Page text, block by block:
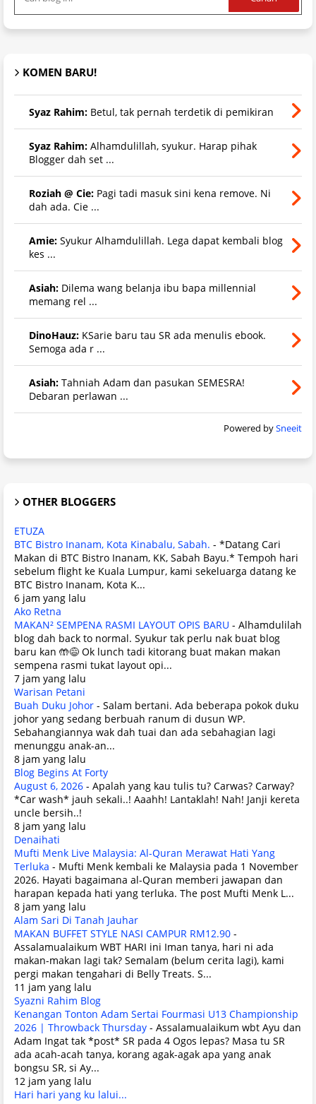
KOMEN BARU!
Syaz Rahim: Betul, tak pernah terdetik di pemikiran
Syaz Rahim: Alhamdulillah, syukur. Harap pihak
Blogger dah set ...
Roziah @ Cie: Pagi tadi masuk sini kena remove. Ni
dah ada. Cie ...
Amie: Syukur Alhamdulillah. Lega dapat kembali blog
kes ...
Asiah: Dilema wang belanja ibu bapa millennial
memang rel ...
DinoHauz: KSarie baru tau SR ada menulis ebook.
Semoga ada r ...
Asiah: Tahniah Adam dan pasukan SEMESRA!
Debaran perlawan ...
Powered bySneeit
OTHER BLOGGERS
ETUZA
BTC Bistro Inanam, Kota Kinabalu, Sabah. - *Datang Cari
Makan di BTC Bistro Inanam, KK, Sabah Bayu.* Tempoh hari
sebelum flight ke Kuala Lumpur, kami sekeluarga datang ke
BTC Bistro Inanam, Kota K...
6 jam yang lalu
Ako Retna
MAKAN² SEMPENA RASMI LAYOUT OPIS BARU - Alhamdulilah
blog dah back to normal. Syukur tak perlu nak buat blog
baru kan 🤲😅 Ok lunch tadi kitorang buat makan makan
sempena rasmi tukat layout opi...
7 jam yang lalu
Warisan Petani
Buah Duku Johor - Salam bertani. Ada beberapa pokok duku
johor yang sedang berbuah ranum di dusun WP.
Sebahangiannya wak dah tuai dan ada sebahagian lagi
menunggu anak-an...
8 jam yang lalu
Blog Begins At Forty
August 6, 2026 - Apalah yang kau tulis tu? Carwas? Carway?
*Car wash* jauh sekali..! Aaahh! Lantaklah! Nah! Janji kereta
uncle bersih..!
8 jam yang lalu
Denaihati
Mufti Menk Live Malaysia: Al-Quran Merawat Hati Yang
Terluka - Mufti Menk kembali ke Malaysia pada 1 November
2026. Hayati bagaimana al-Quran memberi jawapan dan
harapan kepada hati yang terluka. The post Mufti Menk L...
8 jam yang lalu
Alam Sari Di Tanah Jauhar
MAKAN BUFFET STYLE NASI CAMPUR RM12.90 -
Assalamualaikum WBT HARI ini Iman tanya, hari ni ada
makan-makan lagi tak? Semalam (belum cerita lagi), kami
pergi makan tengahari di Belly Treats. S...
11 jam yang lalu
Syazni Rahim Blog
Kenangan Tonton Adam Sertai Fourmasi U13 Championship
2026 | Throwback Thursday - Assalamualaikum wbt Ayu dan
Adam Ingat tak *post* SR pada 4 Ogos lepas? Masa tu SR
ada acah-acah tanya, korang agak-agak apa yang anak
bongsu SR, si Ay...
12 jam yang lalu
Hari hari yang ku lalui...